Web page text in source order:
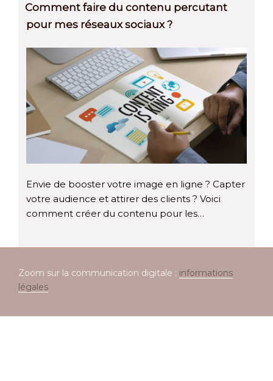
Comment faire du contenu percutant
pour mes réseaux sociaux ?
Envie de booster votre image en ligne ? Capter
votre audience et attirer des clients ? Voici
comment créer du contenu pour les…
Zoom sur la communication digitale : informations
légales